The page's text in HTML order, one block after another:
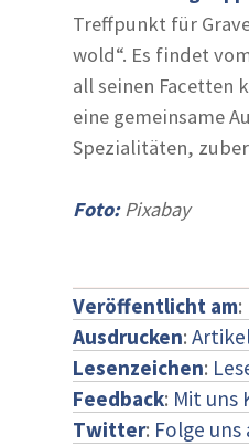
Treffpunkt für
wold“. Es findet
all seinen Facetten
eine gemeinsame
Spezialitäten,
Foto:Pixabay
Veröffentlicht am:
Ausdrucken:
Lesenzeichen:
Feedback: Mit uns
Twitter: Folge